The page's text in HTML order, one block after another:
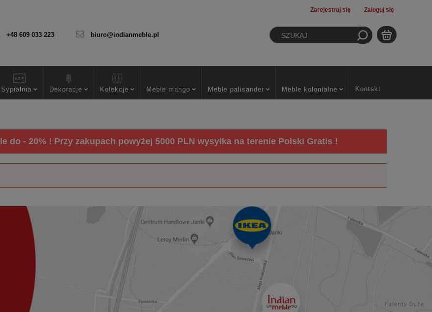
Zarejestruj się Zaloguj się
+48 609 033 223 biuro@indianmeble.pl
Sypialnia Dekoracje Kolekcje Meble mango Meble palisander Meble kolonialne Kontakt
do - 20% ! Przy zakupach powyżej 5000 PLN wysyłka na terenie Polski Gratis !